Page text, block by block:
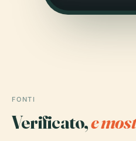
FONTI
Verificato,e